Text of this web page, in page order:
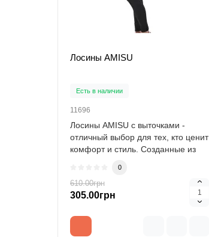
Лосины AMISU
Есть в наличии
11696
Лосины AMISU с выточками -
отличный выбор для тех, кто ценит
комфорт и стиль. Созданные из
0
610.00грн
305.00грн